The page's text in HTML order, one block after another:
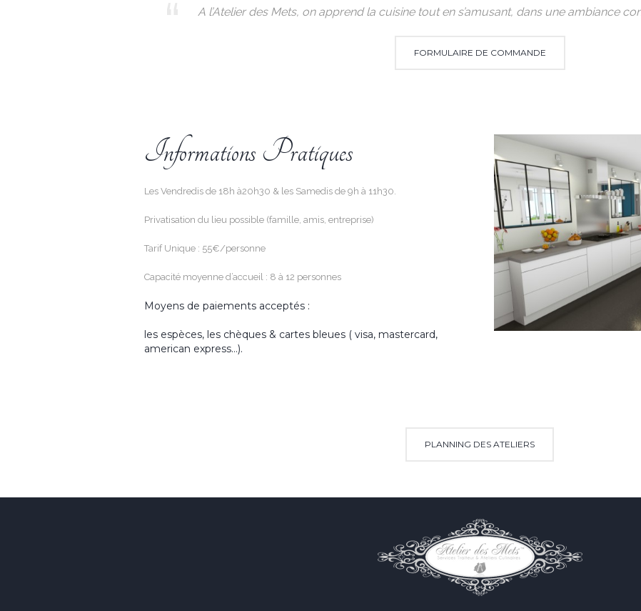
A l’Atelier des Mets, on apprend la cuisine tout en s’amusant, dans une ambiance
FORMULAIRE DE COMMANDE
Informations Pratiques
Les Vendredis de 18h à20h30 & les Samedis de 9h à 11h30.
Privatisation du lieu possible (famille, amis, entreprise)
Tarif Unique : 55€/personne
Capacité moyenne d’accueil : 8 à 12 personnes
Moyens de paiements acceptés :
les espèces, les chèques & cartes bleues ( visa, mastercard,
american express…).
PLANNING DES ATELIERS